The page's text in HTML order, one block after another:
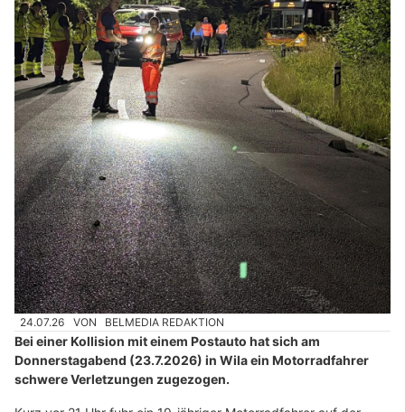
24.07.26 VON BELMEDIA REDAKTION
Bei einer Kollision mit einem Postauto hat sich am
Donnerstagabend (23.7.2026) in Wila ein Motorradfahrer
schwere Verletzungen zugezogen.